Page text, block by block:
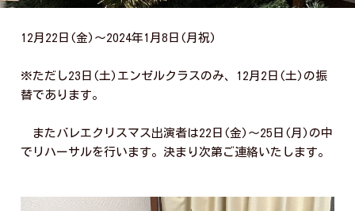
12月22日(金)〜2024年1月8日(月祝)
※ただし23日(土)エンゼルクラスのみ、12月2日(土)の振
替であります。
またバレエクリスマス出演者は22日(金)～25日(月)の中
でリハーサルを行います。決まり次第ご連絡いたします。